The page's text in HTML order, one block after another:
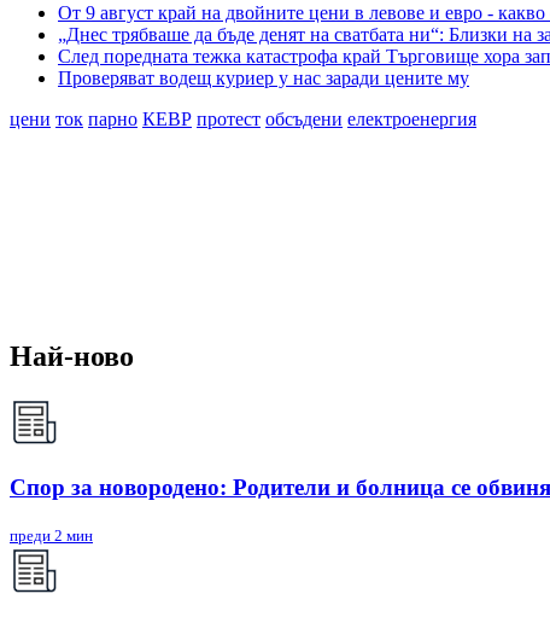
От 9 август край на двойните цени в левове и евро - какво
„Днес трябваше да бъде денят на сватбата ни“: Близки на
След поредната тежка катастрофа край Търговище хора
Проверяват водещ куриер у нас заради цените му
цени ток парно КЕВР протест обсъдени електроенергия
Най-ново
Спор за новородено: Родители и болница се
преди 2 мин